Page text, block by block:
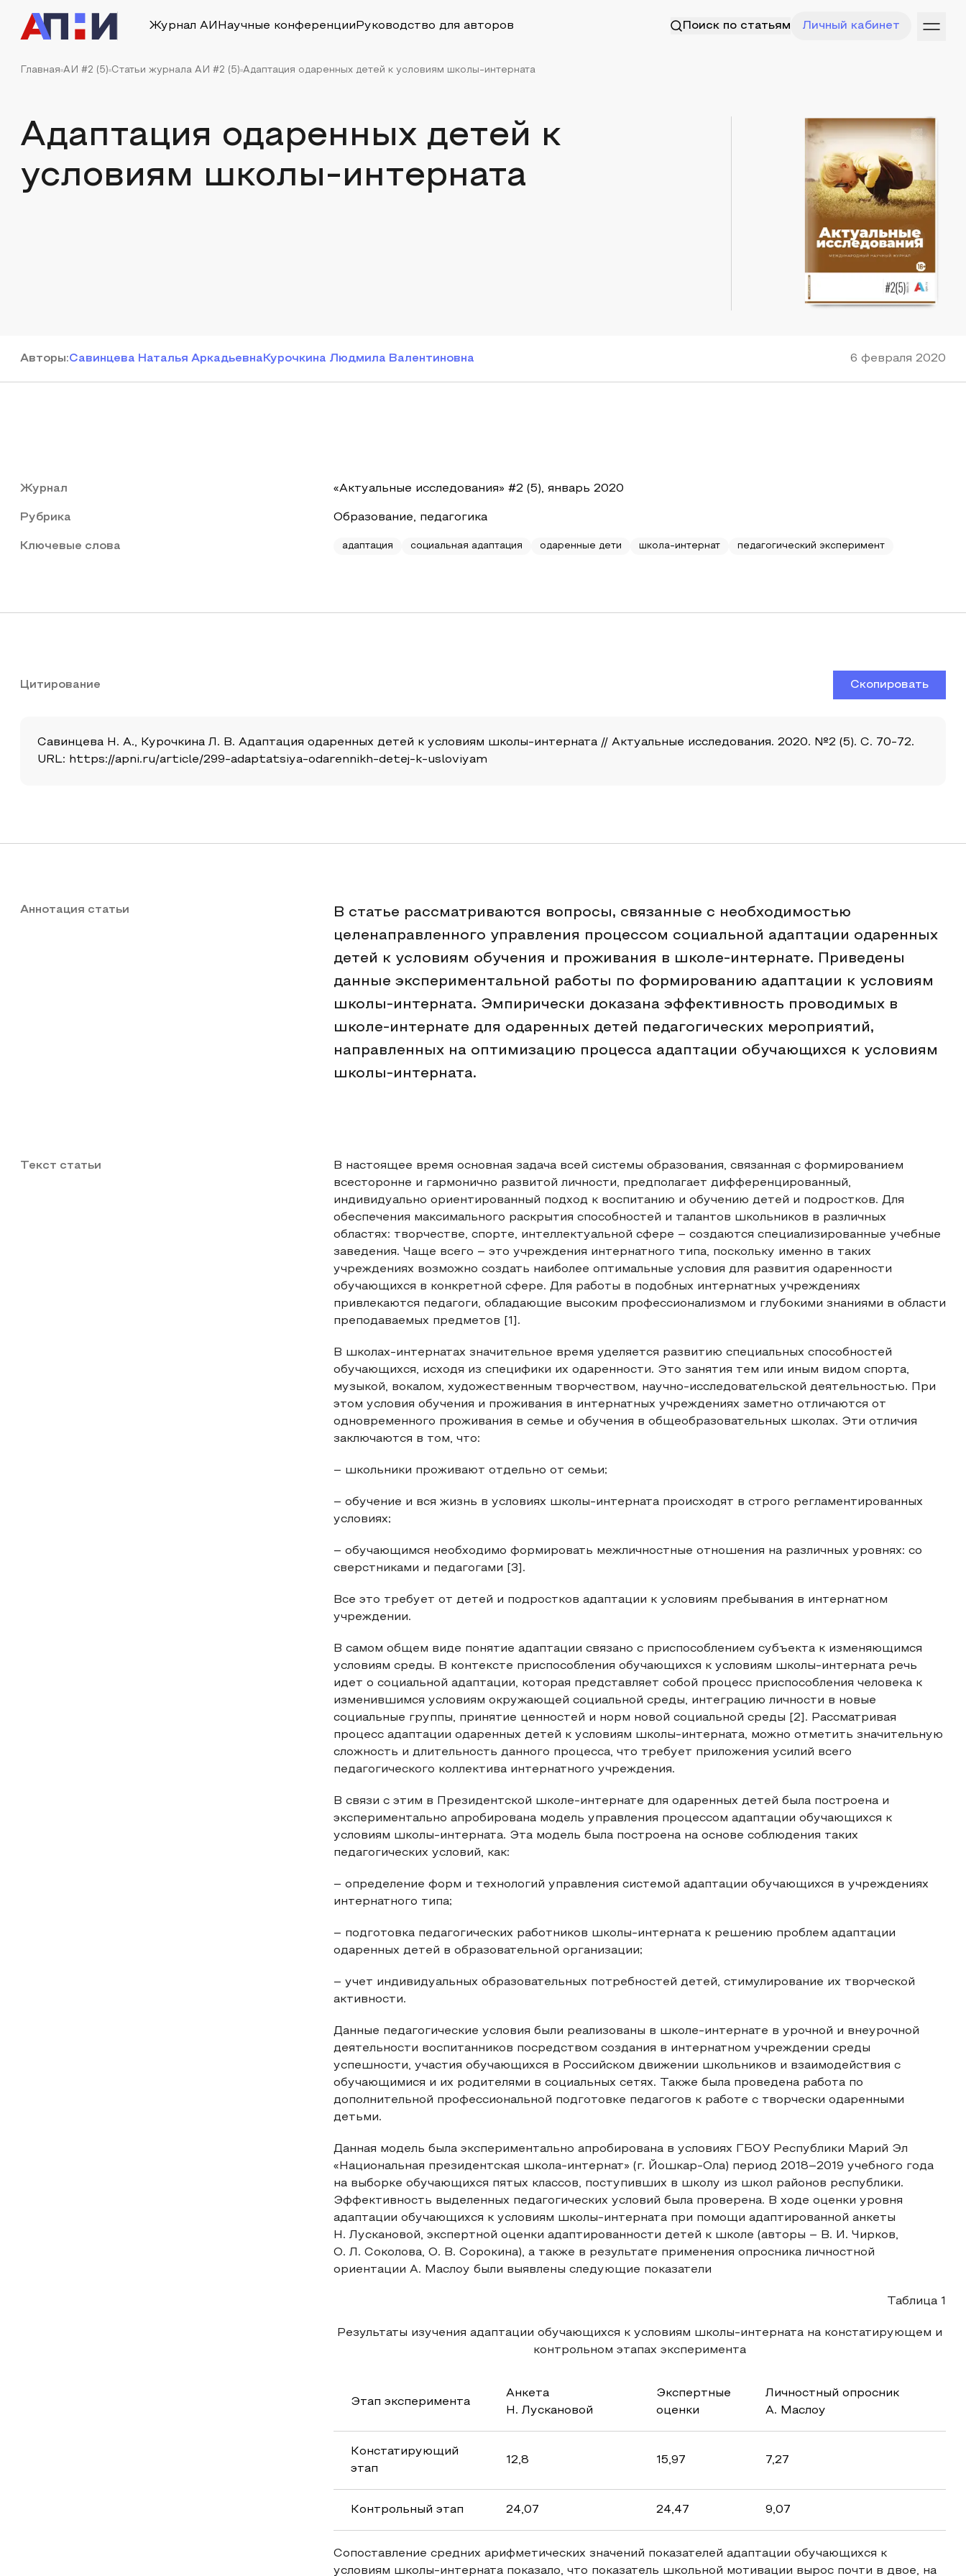
Журнал АИ Научные конференции Руководство для авторов Поиск по статьям Личный кабинет
Главная АИ #2 (5) Статьи журнала АИ #2 (5) Адаптация одаренных детей к условиям школы-интерната
Адаптация одаренных детей к
условиям школы-интерната
Авторы:Савинцева Наталья Аркадьевна Курочкина Людмила Валентиновна 6 февраля 2020
Журнал «Актуальные исследования» #2 (5), январь 2020
Рубрика Образование, педагогика
Ключевые слова адаптация социальная адаптация одаренные дети школа-интернат педагогический эксперимент
Цитирование Скопировать
Савинцева Н. А., Курочкина Л. В. Адаптация одаренных детей к условиям школы-интерната // Актуальные исследования. 2020. №2 (5). С. 70-72.
URL: https://apni.ru/article/299-adaptatsiya-odarennikh-detej-k-usloviyam
Аннотация статьи
В статье рассматриваются вопросы, связанные с необходимостью
целенаправленного управления процессом социальной адаптации одаренных
детей к условиям обучения и проживания в школе-интернате. Приведены
данные экспериментальной работы по формированию адаптации к условиям
школы-интерната. Эмпирически доказана эффективность проводимых в
школе-интернате для одаренных детей педагогических мероприятий,
направленных на оптимизацию процесса адаптации обучающихся к условиям
школы-интерната.
Текст статьи
В настоящее время основная задача всей системы образования, связанная с формированием
всесторонне и гармонично развитой личности, предполагает дифференцированный,
индивидуально ориентированный подход к воспитанию и обучению детей и подростков. Для
обеспечения максимального раскрытия способностей и талантов школьников в различных
областях: творчестве, спорте, интеллектуальной сфере – создаются специализированные учебные
заведения. Чаще всего – это учреждения интернатного типа, поскольку именно в таких
учреждениях возможно создать наиболее оптимальные условия для развития одаренности
обучающихся в конкретной сфере. Для работы в подобных интернатных учреждениях
привлекаются педагоги, обладающие высоким профессионализмом и глубокими знаниями в области
преподаваемых предметов [1].
В школах-интернатах значительное время уделяется развитию специальных способностей
обучающихся, исходя из специфики их одаренности. Это занятия тем или иным видом спорта,
музыкой, вокалом, художественным творчеством, научно-исследовательской деятельностью. При
этом условия обучения и проживания в интернатных учреждениях заметно отличаются от
одновременного проживания в семье и обучения в общеобразовательных школах. Эти отличия
заключаются в том, что:
– школьники проживают отдельно от семьи;
– обучение и вся жизнь в условиях школы-интерната происходят в строго регламентированных
условиях;
– обучающимся необходимо формировать межличностные отношения на различных уровнях: со
сверстниками и педагогами [3].
Все это требует от детей и подростков адаптации к условиям пребывания в интернатном
учреждении.
В самом общем виде понятие адаптации связано с приспособлением субъекта к изменяющимся
условиям среды. В контексте приспособления обучающихся к условиям школы-интерната речь
идет о социальной адаптации, которая представляет собой процесс приспособления человека к
изменившимся условиям окружающей социальной среды, интеграцию личности в новые
социальные группы, принятие ценностей и норм новой социальной среды [2]. Рассматривая
процесс адаптации одаренных детей к условиям школы-интерната, можно отметить значительную
сложность и длительность данного процесса, что требует приложения усилий всего
педагогического коллектива интернатного учреждения.
В связи с этим в Президентской школе-интернате для одаренных детей была построена и
экспериментально апробирована модель управления процессом адаптации обучающихся к
условиям школы-интерната. Эта модель была построена на основе соблюдения таких
педагогических условий, как:
– определение форм и технологий управления системой адаптации обучающихся в учреждениях
интернатного типа;
– подготовка педагогических работников школы-интерната к решению проблем адаптации
одаренных детей в образовательной организации;
– учет индивидуальных образовательных потребностей детей, стимулирование их творческой
активности.
Данные педагогические условия были реализованы в школе-интернате в урочной и внеурочной
деятельности воспитанников посредством создания в интернатном учреждении среды
успешности, участия обучающихся в Российском движении школьников и взаимодействия с
обучающимися и их родителями в социальных сетях. Также была проведена работа по
дополнительной профессиональной подготовке педагогов к работе с творчески одаренными
детьми.
Данная модель была экспериментально апробирована в условиях ГБОУ Республики Марий Эл
«Национальная президентская школа-интернат» (г. Йошкар-Ола) период 2018–2019 учебного года
на выборке обучающихся пятых классов, поступивших в школу из школ районов республики.
Эффективность выделенных педагогических условий была проверена. В ходе оценки уровня
адаптации обучающихся к условиям школы-интерната при помощи адаптированной анкеты
Н. Лускановой, экспертной оценки адаптированности детей к школе (авторы – В. И. Чирков,
О. Л. Соколова, О. В. Сорокина), а также в результате применения опросника личностной
ориентации А. Маслоу были выявлены следующие показатели
Таблица 1
Результаты изучения адаптации обучающихся к условиям школы-интерната на констатирующем и
контрольном этапах эксперимента
Этап эксперимента
Анкета
Н. Лускановой
Экспертные
оценки
Личностный опросник
А. Маслоу
Констатирующий
этап
12,8 15,97 7,27
Контрольный этап 24,07 24,47 9,07
Сопоставление средних арифметических значений показателей адаптации обучающихся к
условиям школы-интерната показало, что показатель школьной мотивации вырос почти в двое, на